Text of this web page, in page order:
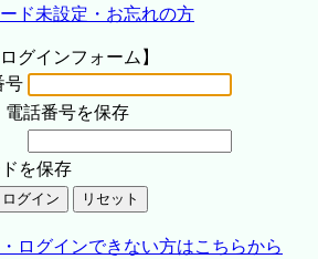
ド未設定・お忘れの方
ログインフォーム】
号
電話番号を保存
を保存
ログインできない方はこちらから